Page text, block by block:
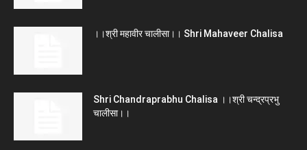
।।श्री महावीर चालीसा।। Shri Mahaveer Chalisa
Shri Chandraprabhu Chalisa ।।श्री चन्द्रप्रभु
चालीसा।।